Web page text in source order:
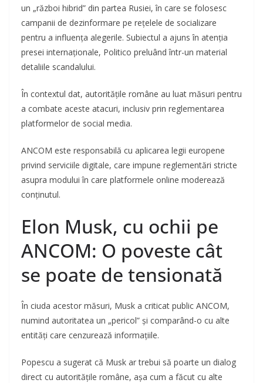
un „război hibrid” din partea Rusiei, în care se folosesc
campanii de dezinformare pe rețelele de socializare
pentru a influența alegerile. Subiectul a ajuns în atenția
presei internaționale, Politico preluând într-un material
detaliile scandalului.
În contextul dat, autoritățile române au luat măsuri pentru
a combate aceste atacuri, inclusiv prin reglementarea
platformelor de social media.
ANCOM este responsabilă cu aplicarea legii europene
privind serviciile digitale, care impune reglementări stricte
asupra modului în care platformele online moderează
conținutul.
Elon Musk, cu ochii pe
ANCOM: O poveste cât
se poate de tensionată
În ciuda acestor măsuri, Musk a criticat public ANCOM,
numind autoritatea un „pericol” și comparând-o cu alte
entități care cenzurează informațiile.
Popescu a sugerat că Musk ar trebui să poarte un dialog
direct cu autoritățile române, așa cum a făcut cu alte